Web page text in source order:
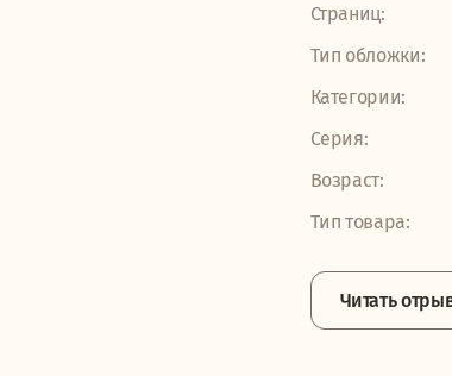
Страниц:
Тип обложки:
Категории:
Серия:
Возраст:
Тип товара:
Читать